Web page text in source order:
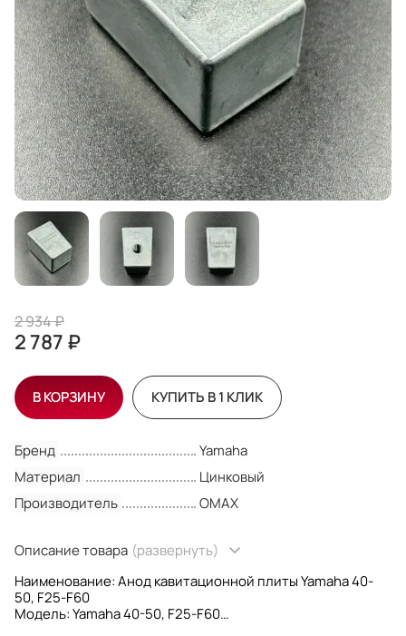
Бренд
Yamaha
Материал
Цинковый
Производитель
OMAX
Описание товара (развернуть)
Наименование: Анод кавитационной плиты Yamaha 40-
50, F25-F60
Модель: Yamaha 40-50, F25-F60
2 934 ₽
2 787 ₽
В КОРЗИНУ КУПИТЬ В 1 КЛИК